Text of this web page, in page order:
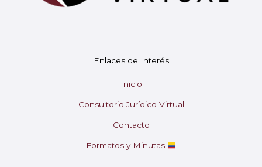
Enlaces de Interés
Inicio
Consultorio Jurídico Virtual
Contacto
Formatos y Minutas
Soy Mary tu asistente virtual.